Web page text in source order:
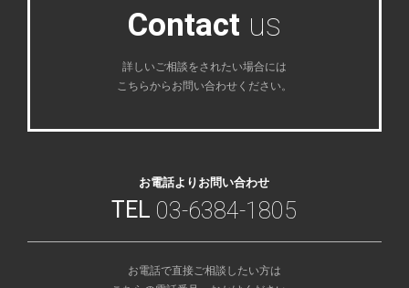
Contact us
詳しいご相談をされたい場合には
こちらからお問い合わせください。
お電話よりお問い合わせ
TEL 03-6384-1805
お電話で直接ご相談したい方は